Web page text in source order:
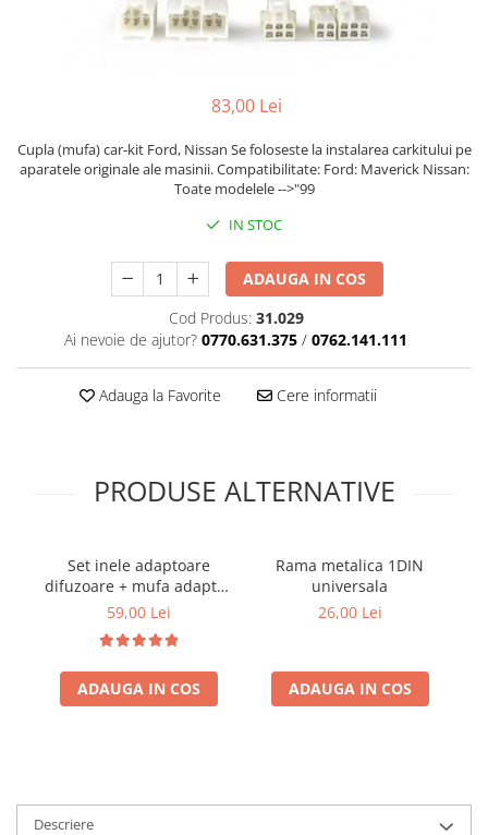
83,00 Lei
Cupla (mufa) car-kit Ford, Nissan Se foloseste la instalarea carkitului pe
aparatele originale ale masinii. Compatibilitate: Ford: Maverick Nissan:
Toate modelele -->"99
IN STOC
ADAUGA IN COS
Cod Produs: 31.029
Ai nevoie de ajutor? 0770.631.375 / 0762.141.111
Adauga la Favorite Cere informatii
PRODUSE ALTERNATIVE
Set inele adaptoare
difuzoare + mufa adaptor
difuzor VW Golf IV
59,00 Lei
ADAUGA IN COS
Rama metalica 1DIN
universala
26,00 Lei
ADAUGA IN COS
Descriere